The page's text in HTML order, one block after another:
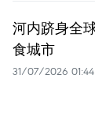
河内跻身全
食城市
31/07/2026 01:44